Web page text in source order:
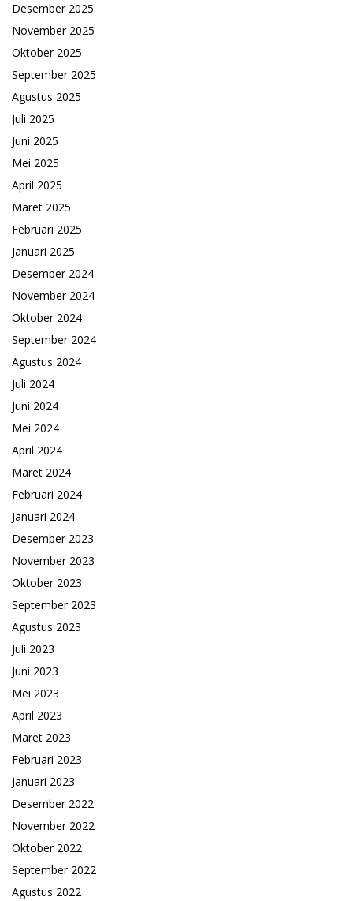
Desember 2025
November 2025
Oktober 2025
September 2025
Agustus 2025
Juli 2025
Juni 2025
Mei 2025
April 2025
Maret 2025
Februari 2025
Januari 2025
Desember 2024
November 2024
Oktober 2024
September 2024
Agustus 2024
Juli 2024
Juni 2024
Mei 2024
April 2024
Maret 2024
Februari 2024
Januari 2024
Desember 2023
November 2023
Oktober 2023
September 2023
Agustus 2023
Juli 2023
Juni 2023
Mei 2023
April 2023
Maret 2023
Februari 2023
Januari 2023
Desember 2022
November 2022
Oktober 2022
September 2022
Agustus 2022